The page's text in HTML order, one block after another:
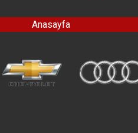
Anasayfa